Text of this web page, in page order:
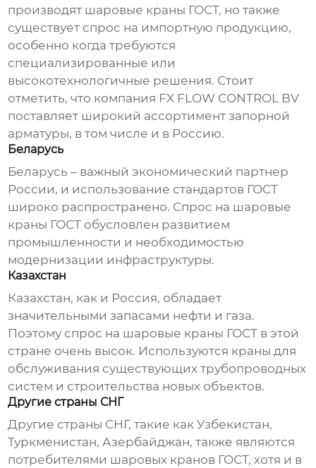
производят шаровые краны ГОСТ, но также
существует спрос на импортную продукцию,
особенно когда требуются
специализированные или
высокотехнологичные решения. Стоит
отметить, что компания FX FLOW CONTROL BV
поставляет широкий ассортимент запорной
арматуры, в том числе и в Россию.
Беларусь
Беларусь – важный экономический партнер
России, и использование стандартов ГОСТ
широко распространено. Спрос на шаровые
краны ГОСТ обусловлен развитием
промышленности и необходимостью
модернизации инфраструктуры.
Казахстан
Казахстан, как и Россия, обладает
значительными запасами нефти и газа.
Поэтому спрос на шаровые краны ГОСТ в этой
стране очень высок. Используются краны для
обслуживания существующих трубопроводных
систем и строительства новых объектов.
Другие страны СНГ
Другие страны СНГ, такие как Узбекистан,
Туркменистан, Азербайджан, также являются
потребителями шаровых кранов ГОСТ, хотя и в